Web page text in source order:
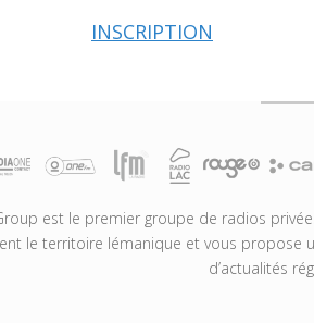
INSCRIPTION
est le premier groupe de radios
le territoire lémanique et vous propose
d’actualités